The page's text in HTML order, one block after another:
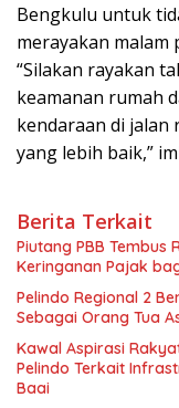
Bengkulu untuk
merayakan
“Silakan rayakan
keamanan rumah
kendaraan di
yang lebih baik,”
Berita Terkait
Piutang PBB Tembus
Keringanan Pajak
Pelindo Regional 2
Sebagai Orang Tua
Kawal Aspirasi
Pelindo Terkait
Baai